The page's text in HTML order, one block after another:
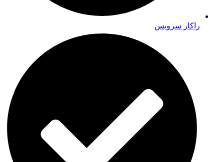
راکار سرویس